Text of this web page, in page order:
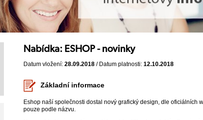
Nabídka: ESHOP - novinky
Datum vložení: 28.09.2018 / Datum platnosti: 12.10.2018
Základní informace
Eshop naší společnosti dostal nový grafický design, dle oficiálních
pouze podle názvu.